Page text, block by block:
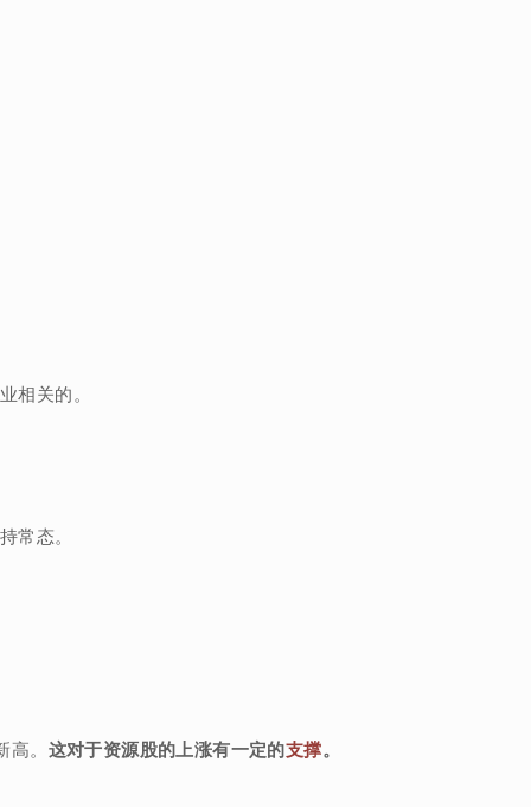
相关的。
常态。
。 这对于资源股的上涨有一定的支撑。